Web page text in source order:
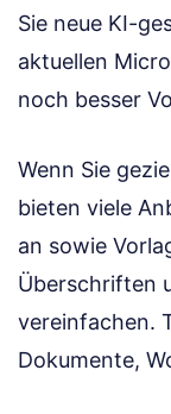
Sie neue KI-
aktuellen
noch besser
Wenn Sie
bieten viele
an sowie
Überschriften
vereinfachen.
Dokumente,